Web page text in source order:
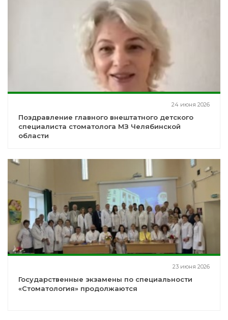
24 июня 2026
Поздравление главного внештатного детского
специалиста стоматолога МЗ Челябинской
области
23 июня 2026
Государственные экзамены по специальности
«Стоматология» продолжаются